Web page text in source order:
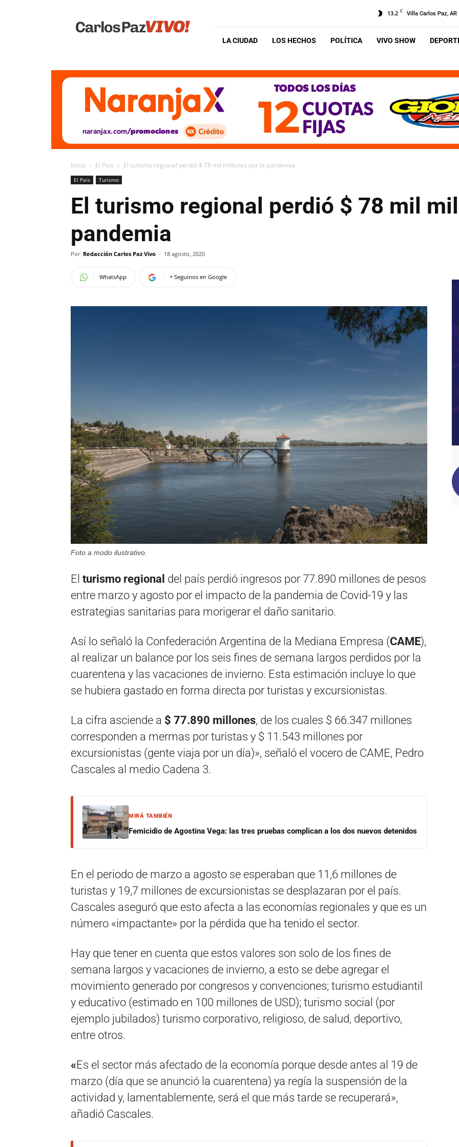
Vivo
13.2 C Villa Carlos Paz, AR
LA CIUDAD LOS HECHOS POLÍTICA VIVO SHOW
Inicio El Pais El turismo regional perdió $ 78 mil millones por la pandemia
El Pais Turismo
El turismo regional perdió $ 78 mil
pandemia
Por Redacción Carlos Paz Vivo - 18 agosto, 2020
WhatsApp + Seguinos en Google
Foto a modo ilustrativo.
El turismo regional del país perdió ingresos por 77.890 millones de pesos
entre marzo y agosto por el impacto de la pandemia de Covid-19 y las
estrategias sanitarias para morigerar el daño sanitario.
Así lo señaló la Confederación Argentina de la Mediana Empresa (CAME),
al realizar un balance por los seis fines de semana largos perdidos por la
cuarentena y las vacaciones de invierno. Esta estimación incluye lo que
se hubiera gastado en forma directa por turistas y excursionistas.
La cifra asciende a $ 77.890 millones, de los cuales $ 66.347 millones
corresponden a mermas por turistas y $ 11.543 millones por
excursionistas (gente viaja por un día)», señaló el vocero de CAME, Pedro
Cascales al medio Cadena 3.
MIRÁ TAMBIÉN
Femicidio de Agostina Vega: las tres pruebas complican a los dos nuevos detenidos
En el periodo de marzo a agosto se esperaban que 11,6 millones de
turistas y 19,7 millones de excursionistas se desplazaran por el país.
Cascales aseguró que esto afecta a las economías regionales y que es un
número «impactante» por la pérdida que ha tenido el sector.
Hay que tener en cuenta que estos valores son solo de los fines de
semana largos y vacaciones de invierno, a esto se debe agregar el
movimiento generado por congresos y convenciones; turismo estudiantil
y educativo (estimado en 100 millones de USD); turismo social (por
ejemplo jubilados) turismo corporativo, religioso, de salud, deportivo,
entre otros.
«Es el sector más afectado de la economía porque desde antes al 19 de
marzo (día que se anunció la cuarentena) ya regía la suspensión de la
actividad y, lamentablemente, será el que más tarde se recuperará»,
añadió Cascales.